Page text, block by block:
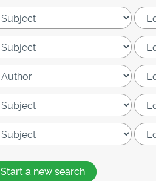
Start a new search